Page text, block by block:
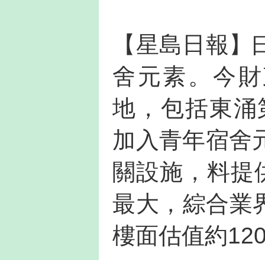
【星島日報
舍元素。今
地，包括東
加入青年宿舍
關設施，料提
最大，綜合業
樓面估值約